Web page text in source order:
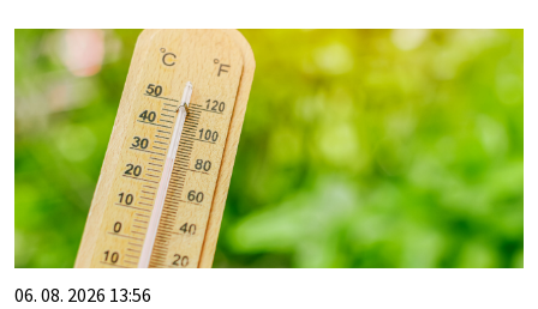
06. 08. 2026 13:56